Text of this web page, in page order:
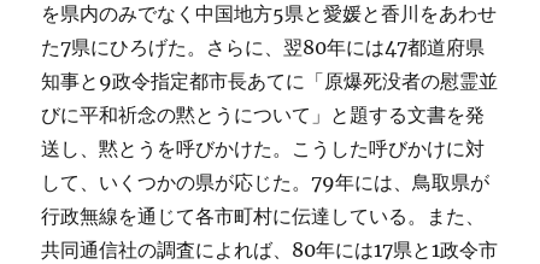
を県内のみでなく中国地方5県と愛媛と香川をあわせ
た7県にひろげた。さらに、翌80年には47都道府県
知事と9政令指定都市長あてに「原爆死没者の慰霊並
びに平和祈念の黙とうについて」と題する文書を発
送し、黙とうを呼びかけた。こうした呼びかけに対
して、いくつかの県が応じた。79年には、鳥取県が
行政無線を通じて各市町村に伝達している。また、
共同通信社の調査によれば、80年には17県と1政令市